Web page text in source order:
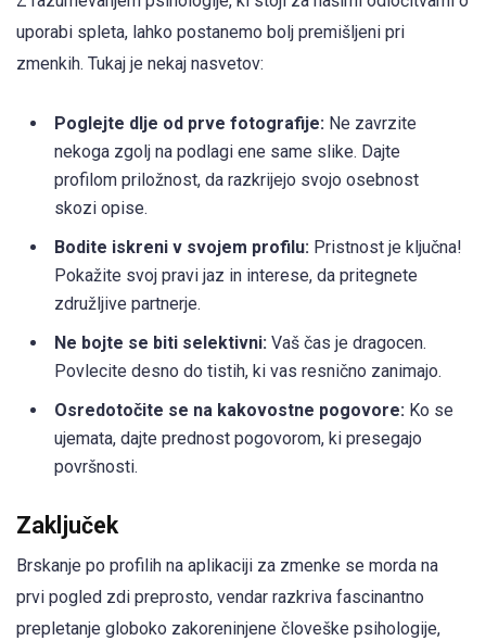
uporabi spleta, lahko postanemo bolj premišljeni pri
zmenkih. Tukaj je nekaj nasvetov:
Poglejte dlje od prve fotografije: Ne zavrzite
nekoga zgolj na podlagi ene same slike. Dajte
profilom priložnost, da razkrijejo svojo osebnost
skozi opise.
Bodite iskreni v svojem profilu: Pristnost je ključna!
Pokažite svoj pravi jaz in interese, da pritegnete
združljive partnerje.
Ne bojte se biti selektivni: Vaš čas je dragocen.
Povlecite desno do tistih, ki vas resnično zanimajo.
Osredotočite se na kakovostne pogovore: Ko se
ujemata, dajte prednost pogovorom, ki presegajo
površnosti.
Zaključek
Brskanje po profilih na aplikaciji za zmenke se morda na
prvi pogled zdi preprosto, vendar razkriva fascinantno
prepletanje globoko zakoreninjene človeške psihologije,